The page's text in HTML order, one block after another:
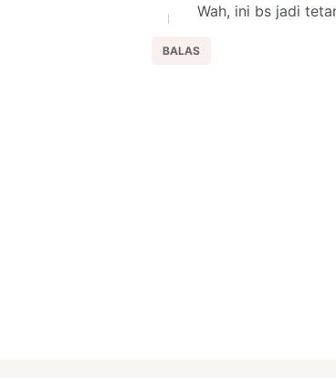
Wah, ini bs jadi
BALAS